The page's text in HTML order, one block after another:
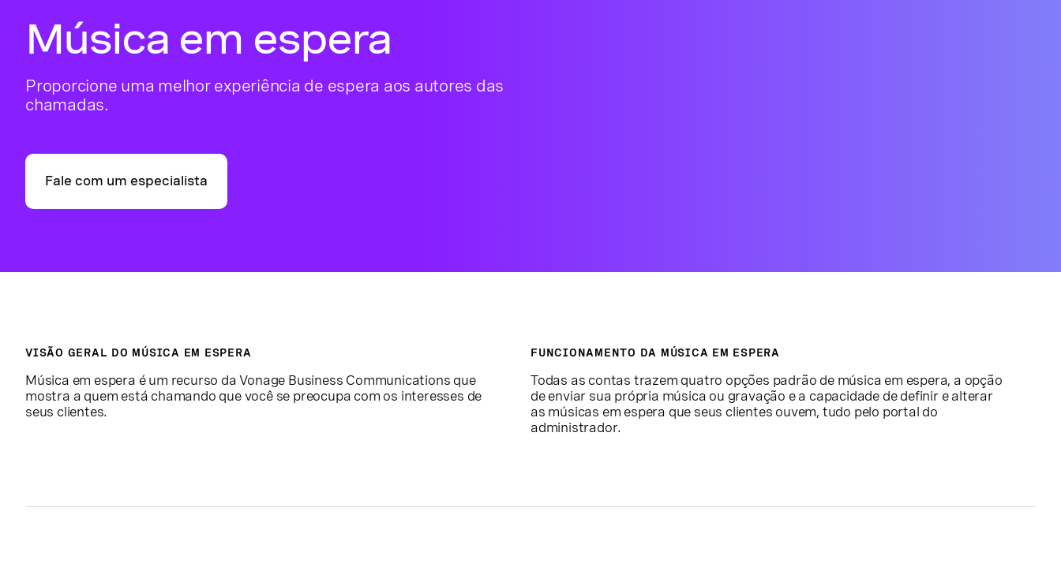
Música em espera
Proporcione uma melhor experiência de espera aos autores das
chamadas.
Fale com um especialista
VISÃO GERAL DO MÚSICA EM ESPERA
Música em espera é um recurso da Vonage Business Communications que
mostra a quem está chamando que você se preocupa com os interesses de
seus clientes.
FUNCIONAMENTO DA MÚSICA EM ESPERA
Todas as contas trazem quatro opções padrão de música em espera, a opção
de enviar sua própria música ou gravação e a capacidade de definir e alterar
as músicas em espera que seus clientes ouvem, tudo pelo portal do
administrador.